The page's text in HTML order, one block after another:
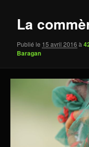
La
Publié le 15 avril 2016 à
Baragan